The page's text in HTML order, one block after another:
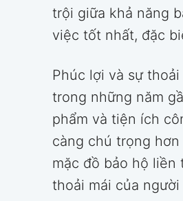
trội giữa khả năng
việc tốt nhất, đặc
Phúc lợi và sự
trong những năm
phẩm và tiện ích
càng chú trọng
mặc đồ bảo hộ
thoải mái của